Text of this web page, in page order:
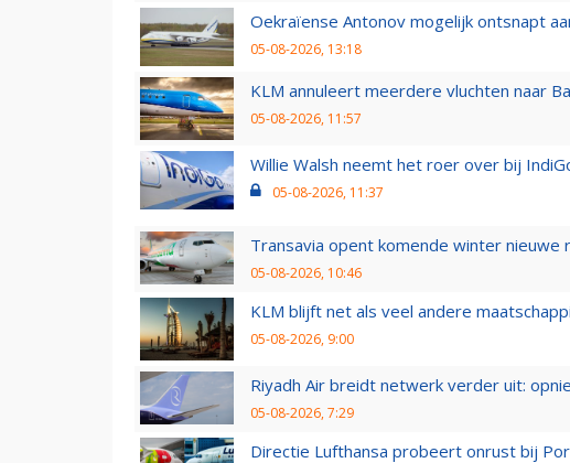
Oekraïense Antonov mogelijk ontsnapt
05-08-2026, 13:18
KLM annuleert meerdere vluchten naar
05-08-2026, 11:57
Willie Walsh neemt het roer over bij
05-08-2026, 11:37
Transavia opent komende winter
05-08-2026, 10:46
KLM blijft net als veel andere
05-08-2026, 9:00
Riyadh Air breidt netwerk verder uit:
05-08-2026, 7:29
Directie Lufthansa probeert onrust bij